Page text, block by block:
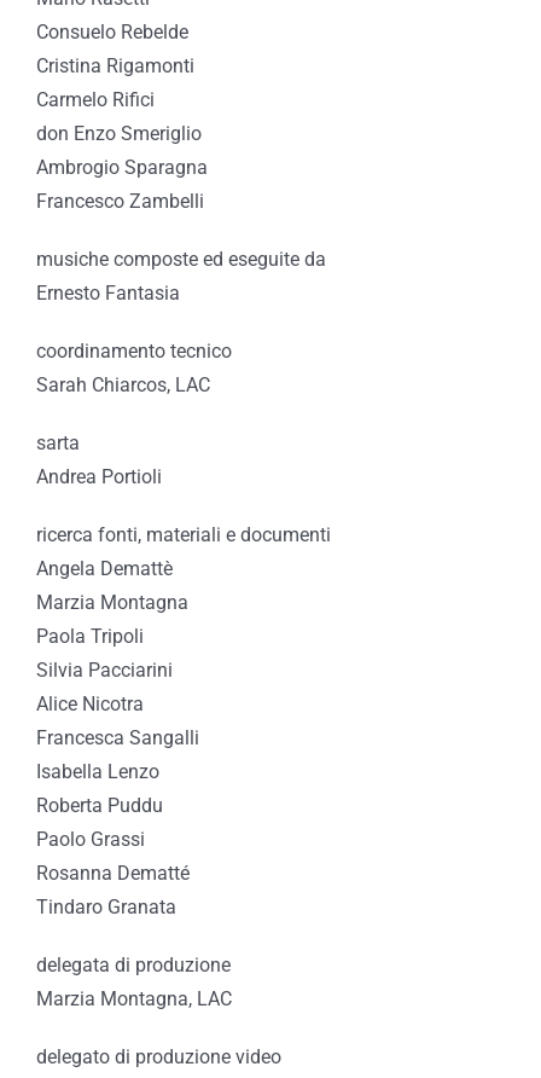
Consuelo Rebelde
Cristina Rigamonti
Carmelo Rifici
don Enzo Smeriglio
Ambrogio Sparagna
Francesco Zambelli
musiche composte ed eseguite da
Ernesto Fantasia
coordinamento tecnico
Sarah Chiarcos, LAC
sarta
Andrea Portioli
ricerca fonti, materiali e documenti
Angela Demattè
Marzia Montagna
Paola Tripoli
Silvia Pacciarini
Alice Nicotra
Francesca Sangalli
Isabella Lenzo
Roberta Puddu
Paolo Grassi
Rosanna Dematté
Tindaro Granata
delegata di produzione
Marzia Montagna, LAC
delegato di produzione video